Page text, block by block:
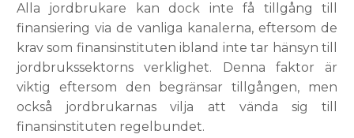
Alla jordbrukare kan dock inte få tillgång till
finansiering via de vanliga kanalerna, eftersom de
krav som finansinstituten ibland inte tar hänsyn till
jordbrukssektorns verklighet. Denna faktor är
viktig eftersom den begränsar tillgången, men
också jordbrukarnas vilja att vända sig till
finansinstituten regelbundet.